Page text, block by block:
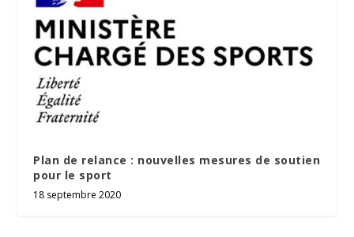
Plan de relance : nouvelles mesures de soutien
pour le sport
18 septembre 2020